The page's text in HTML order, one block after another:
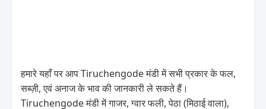
हमारे यहाँ पर आप Tiruchengode मंडी में सभी प्रकार के फल,
सब्ज़ी, एवं अनाज के भाव की जानकारी ले सकते हैं।
Tiruchengode मंडी में गाजर, ग्वार फली, पेठा (मिठाई वाला),